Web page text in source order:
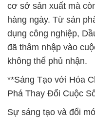
cơ sở sản xuất mà
hàng ngày. Từ sản
dụng công nghiệp,
đã thâm nhập vào
không thể phủ nhận.
**Sáng Tạo với Hóa
Phá Thay Đổi Cuộc
Sự sáng tạo và đổi